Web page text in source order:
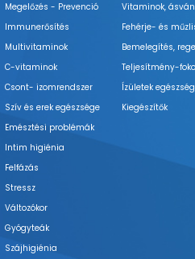
Megelőzés - Prevenció
Immunerősítés
Multivitaminok
C-vitaminok
Csont- izomrendszer
Szív és erek egészsége
Emésztési problémák
Intim higiénia
Felfázás
Stressz
Változókor
Gyógyteák
Szájhigiénia
Vitaminok,
Fehérje- és
Bemelegítés,
Teljesítmény-
Ízületek
Kiegészítők